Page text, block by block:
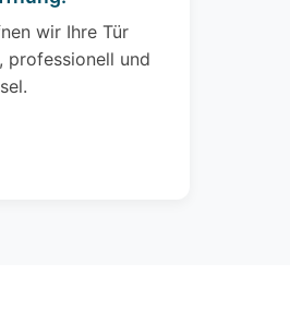
wir Ihre Tür
professionell und